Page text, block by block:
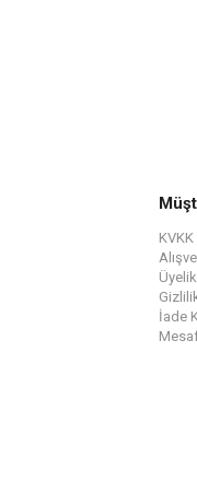
KVKK
Üyelik
İade